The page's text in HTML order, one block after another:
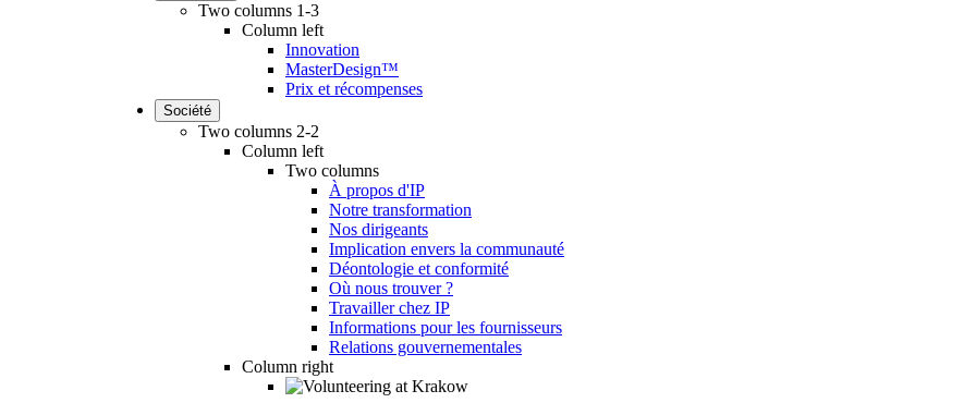
Two columns 1-3
Column left
Innovation
MasterDesign™
Prix et récompenses
Société
Two columns 2-2
Column left
Two columns
À propos d'IP
Notre transformation
Nos dirigeants
Implication envers la communauté
Déontologie et conformité
Où nous trouver ?
Travailler chez IP
Informations pour les fournisseurs
Relations gouvernementales
Column right